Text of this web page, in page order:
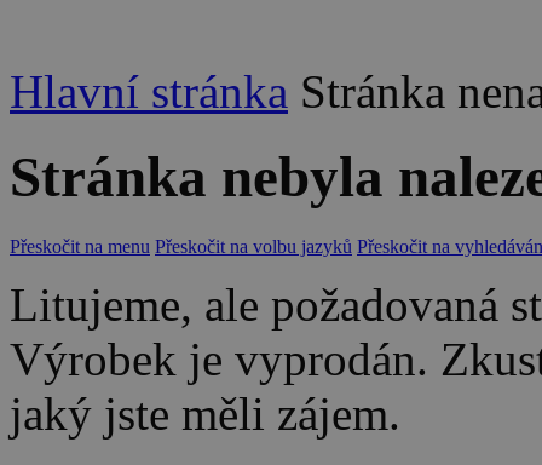
Hlavní stránka Stránka
Stránka nebyla
Přeskočit na menu Přeskočit na volbu jazyků Přeskočit na
Litujeme, ale požadovaná
Výrobek je vyprodán.
jaký jste měli zájem.